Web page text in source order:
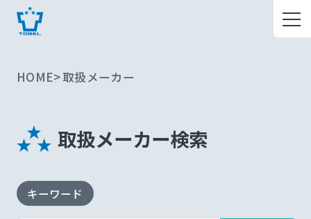
HOME 取扱メーカー
取扱メーカー検索
キーワード